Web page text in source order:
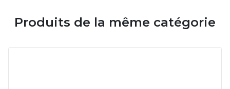
Produits de la même catégorie